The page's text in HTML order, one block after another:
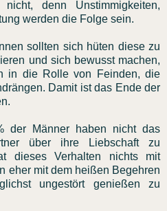
nicht, denn Unstimmigkeiten,
werden die Folge sein.
sollten sich hüten diese zu
und sich bewusst machen,
in die Rolle von Feinden, die
Damit ist das Ende der
der Männer haben nicht das
über ihre Liebschaft zu
dieses Verhalten nichts mit
eher mit dem heißen Begehren
ungestört genießen zu